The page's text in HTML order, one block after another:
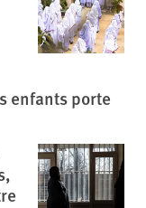
enfants porte